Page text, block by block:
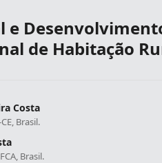
e
de Habitação
Costa
Brasil.
Brasil.